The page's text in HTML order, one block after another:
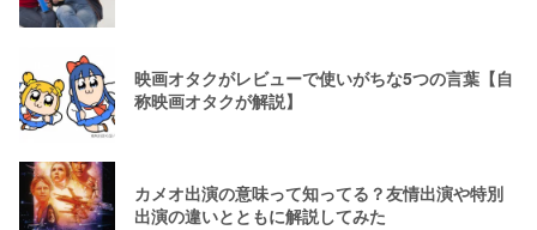
映画オタクがレビューで使いがちな5つの言葉【自
称映画オタクが解説】
カメオ出演の意味って知ってる？友情出演や特別
出演の違いとともに解説してみた